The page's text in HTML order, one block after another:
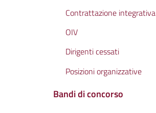
Contrattazione integrativa
OIV
Dirigenti cessati
Posizioni organizzative
Bandi di concorso